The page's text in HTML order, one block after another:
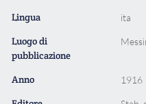
Lingua ita
Luogo di
pubblicazione
Anno 1916